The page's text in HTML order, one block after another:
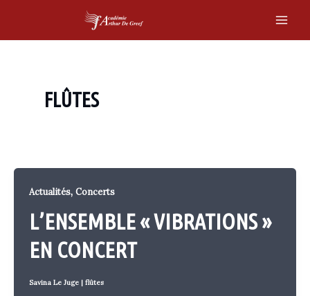
content
FLÛTES
Actualités, Concerts
L’ENSEMBLE « VIBRATIONS »
EN CONCERT
Savina Le Juge | flûtes